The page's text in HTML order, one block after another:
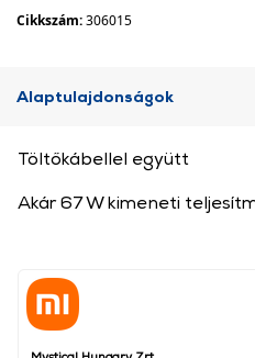
Cikkszám:306015
Alaptulajdonságok
Töltőkábellel együtt
Akár 67 W kimeneti